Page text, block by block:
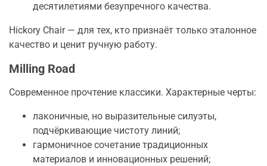
десятилетиями безупречного качества.
Hickory Chair — для тех, кто признаёт только эталонное
качество и ценит ручную работу.
Milling Road
Современное прочтение классики. Характерные черты:
лаконичные, но выразительные силуэты,
подчёркивающие чистоту линий;
гармоничное сочетание традиционных
материалов и инновационных решений;